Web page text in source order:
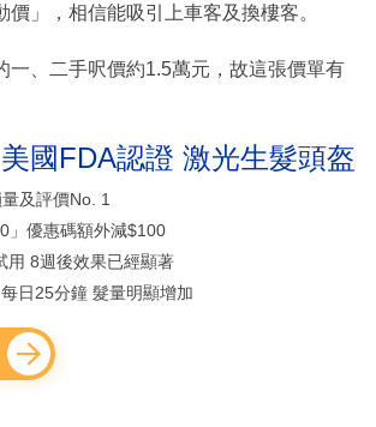
價」，相信能吸引上車客及換樓客。
一、二手呎價約1.5萬元，故這張價單有
國FDA認證 激光生髮頭盔
及評價No. 1
」優惠碼額外減$100
用 8週後效果已經顯著
日25分鐘 髮量明顯增加